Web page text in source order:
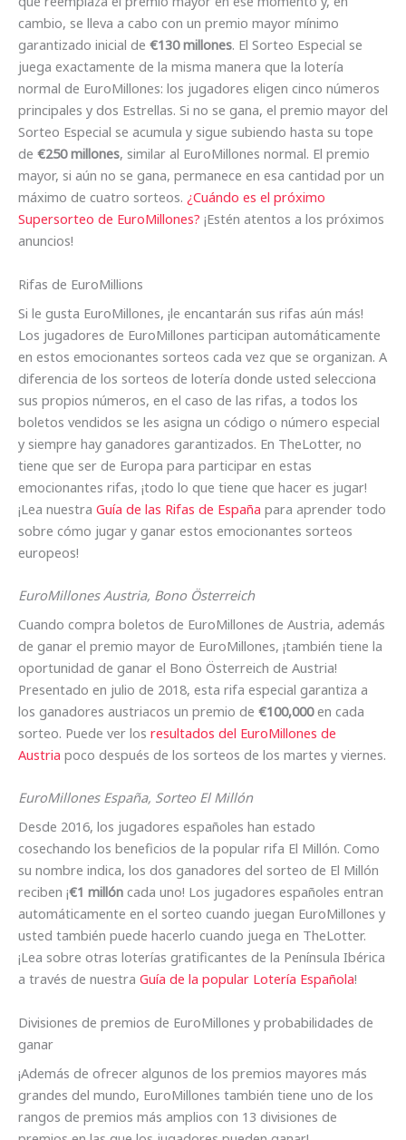
cambio, se lleva a cabo con un premio mayor mínimo
garantizado inicial de €130 millones. El Sorteo Especial se
juega exactamente de la misma manera que la lotería
normal de EuroMillones: los jugadores eligen cinco números
principales y dos Estrellas. Si no se gana, el premio mayor del
Sorteo Especial se acumula y sigue subiendo hasta su tope
de €250 millones, similar al EuroMillones normal. El premio
mayor, si aún no se gana, permanece en esa cantidad por un
máximo de cuatro sorteos. ¿Cuándo es el próximo
Supersorteo de EuroMillones? ¡Estén atentos a los próximos
anuncios!
Rifas de EuroMillions
Si le gusta EuroMillones, ¡le encantarán sus rifas aún más!
Los jugadores de EuroMillones participan automáticamente
en estos emocionantes sorteos cada vez que se organizan. A
diferencia de los sorteos de lotería donde usted selecciona
sus propios números, en el caso de las rifas, a todos los
boletos vendidos se les asigna un código o número especial
y siempre hay ganadores garantizados. En TheLotter, no
tiene que ser de Europa para participar en estas
emocionantes rifas, ¡todo lo que tiene que hacer es jugar!
¡Lea nuestra Guía de las Rifas de España para aprender todo
sobre cómo jugar y ganar estos emocionantes sorteos
europeos!
EuroMillones Austria, Bono Österreich
Cuando compra boletos de EuroMillones de Austria, además
de ganar el premio mayor de EuroMillones, ¡también tiene la
oportunidad de ganar el Bono Österreich de Austria!
Presentado en julio de 2018, esta rifa especial garantiza a
los ganadores austriacos un premio de €100,000en cada
sorteo. Puede ver los resultados del EuroMillones de
Austria poco después de los sorteos de los martes y viernes.
EuroMillones España, Sorteo El Millón
Desde 2016, los jugadores españoles han estado
cosechando los beneficios de la popular rifa El Millón. Como
su nombre indica, los dos ganadores del sorteo de El Millón
reciben ¡€1 millón cada uno! Los jugadores españoles entran
automáticamente en el sorteo cuando juegan EuroMillones y
usted también puede hacerlo cuando juega en TheLotter.
¡Lea sobre otras loterías gratificantes de la Península Ibérica
a través de nuestra Guía de la popular Lotería Española!
Divisiones de premios de EuroMillones y probabilidades de
ganar
¡Además de ofrecer algunos de los premios mayores más
grandes del mundo, EuroMillones también tiene uno de los
rangos de premios más amplios con 13 divisiones de